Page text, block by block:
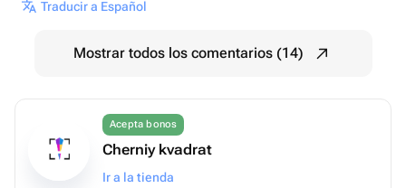
Traducir a Español
Mostrar todos los comentarios (14)
Acepta bonos
Cherniy kvadrat
Ir a la tienda